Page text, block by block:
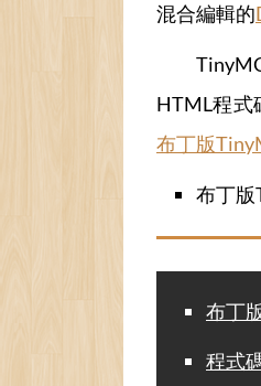
混合編輯的
HTML程式
布丁版
布丁版
布丁
程式